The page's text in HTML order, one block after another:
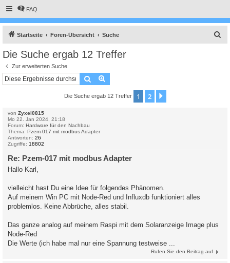
FAQ
Startseite Foren-Übersicht Suche
Die Suche ergab 12 Treffer
Zur erweiterten Suche
Suche
Die Suche ergab 12 Treffer 1 2
von Zyxel0815
Mo 22. Jan 2024, 21:18
Forum: Hardware für den Nachbau
Thema: Pzem-017 mit modbus Adapter
Antworten: 26
Zugriffe: 18802
Re: Pzem-017 mit modbus Adapter
Hallo Karl,
vielleicht hast Du eine Idee für folgendes Phänomen.
Auf meinem Win PC mit Node-Red und Influxdb funktioniert alles
problemlos. Keine Abbrüche, alles stabil.
Das ganze analog auf meinem Raspi mit dem Solaranzeige Image plus
Node-Red
Die Werte (ich habe mal nur eine Spannung testweise ...
Rufen Sie den Beitrag auf